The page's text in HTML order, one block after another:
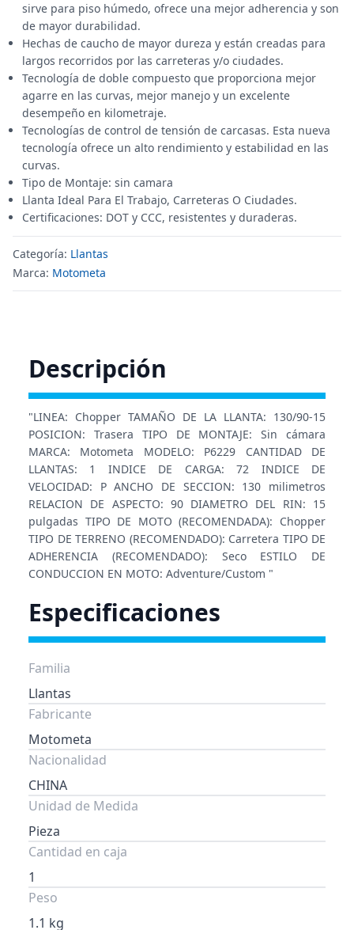
sirve para piso húmedo, ofrece una mejor adherencia y son
de mayor durabilidad.
Hechas de caucho de mayor dureza y están creadas para
largos recorridos por las carreteras y/o ciudades.
Tecnología de doble compuesto que proporciona mejor
agarre en las curvas, mejor manejo y un excelente
desempeño en kilometraje.
Tecnologías de control de tensión de carcasas. Esta nueva
tecnología ofrece un alto rendimiento y estabilidad en las
curvas.
Tipo de Montaje: sin camara
Llanta Ideal Para El Trabajo, Carreteras O Ciudades.
Certificaciones: DOT y CCC, resistentes y duraderas.
Categoría: Llantas
Marca: Motometa
Descripción
"LINEA: Chopper TAMAÑO DE LA LLANTA: 130/90-15
POSICION: Trasera TIPO DE MONTAJE: Sin cámara
MARCA: Motometa MODELO: P6229 CANTIDAD DE
LLANTAS: 1 INDICE DE CARGA: 72 INDICE DE
VELOCIDAD: P ANCHO DE SECCION: 130 milimetros
RELACION DE ASPECTO: 90 DIAMETRO DEL RIN: 15
pulgadas TIPO DE MOTO (RECOMENDADA): Chopper
TIPO DE TERRENO (RECOMENDADO): Carretera TIPO DE
ADHERENCIA (RECOMENDADO): Seco ESTILO DE
CONDUCCION EN MOTO: Adventure/Custom "
Especificaciones
Familia
Llantas
Fabricante
Motometa
Nacionalidad
CHINA
Unidad de Medida
Pieza
Cantidad en caja
1
Peso
1.1 kg